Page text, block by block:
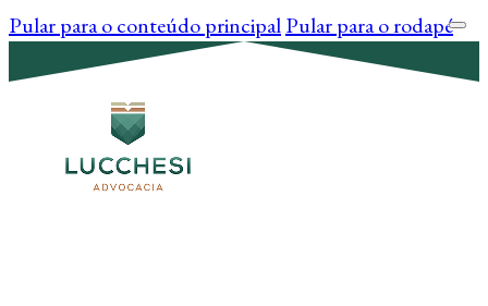
Pular para o conteúdo principalPular para o rodapé